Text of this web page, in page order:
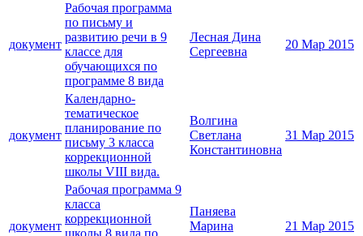
документ
Рабочая программа
по письму и
развитию речи в 9
классе для
обучающихся по
программе 8 вида
Лесная Дина
Сергеевна
20 Мар 2015
документ
Календарно-
тематическое
планирование по
письму 3 класса
коррекционной
школы VIII вида.
Волгина
Светлана
Константиновна
31 Мар 2015
документ
Рабочая программа 9
класса
коррекционной
Паняева
Марина
21 Мар 2015